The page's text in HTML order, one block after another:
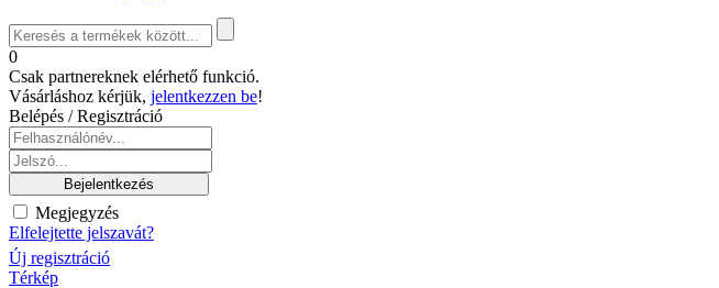
0
Csak partnereknek elérhető funkció.
Vásárláshoz kérjük, jelentkezzen be!
Belépés / Regisztráció
Megjegyzés
Elfelejtette jelszavát?
Új regisztráció
Térkép